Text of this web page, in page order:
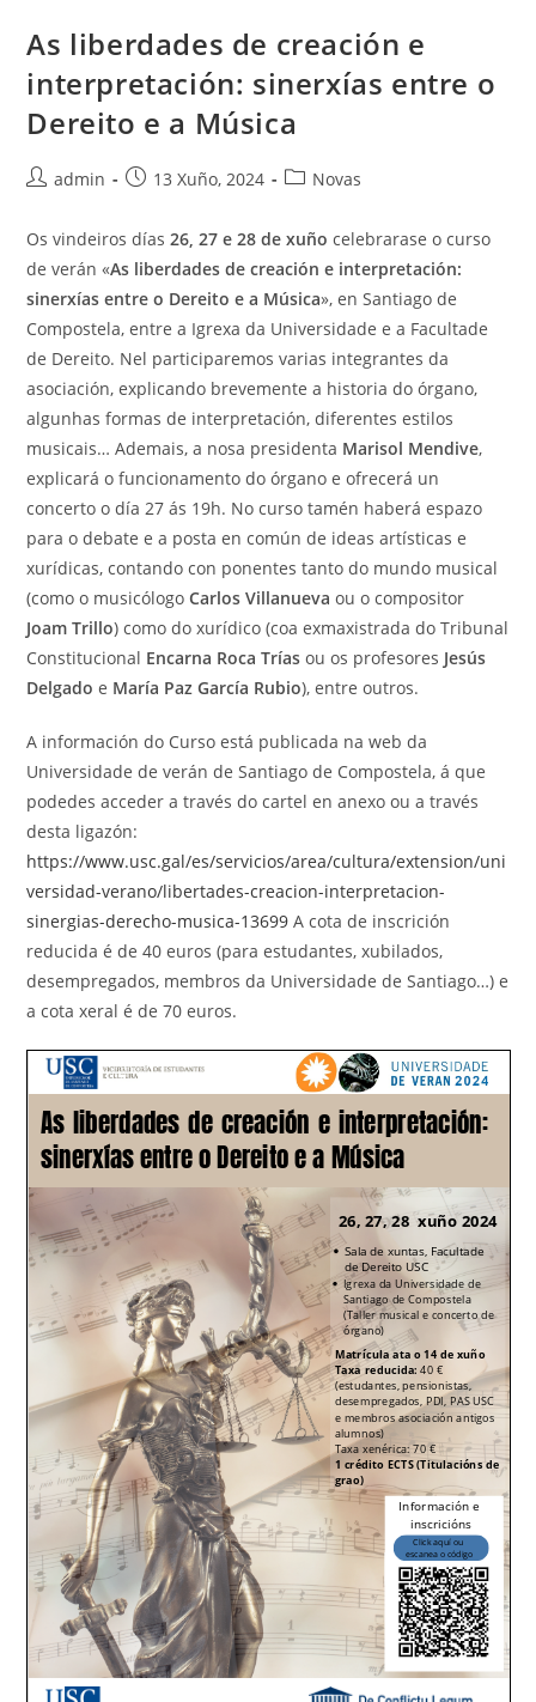
As liberdades de creación e
interpretación: sinerxías entre o
Dereito e a Música
Autor
entrada:
admin
Publicación
entrada:
13 Xuño, 2024
Categoría
entrada:
Novas
Os vindeiros días 26, 27 e 28 de xuño celebrarase o curso
de verán «As liberdades de creación e interpretación:
sinerxías entre o Dereito e a Música», en Santiago de
Compostela, entre a Igrexa da Universidade e a Facultade
de Dereito. Nel participaremos varias integrantes da
asociación, explicando brevemente a historia do órgano,
algunhas formas de interpretación, diferentes estilos
musicais… Ademais, a nosa presidenta Marisol Mendive,
explicará o funcionamento do órgano e ofrecerá un
concerto o día 27 ás 19h. No curso tamén haberá espazo
para o debate e a posta en común de ideas artísticas e
xurídicas, contando con ponentes tanto do mundo musical
(como o musicólogoCarlos Villanueva ou o compositor
Joam Trillo) como do xurídico (coa exmaxistrada do Tribunal
Constitucional Encarna Roca Trías ou os profesores Jesús
Delgado e María Paz García Rubio), entre outros.
A información do Curso está publicada na web da
Universidade de verán de Santiago de Compostela, á que
podedes acceder a través do cartel en anexo ou a través
desta ligazón:
https://www.usc.gal/es/servicios/area/cultura/extension/uni
versidad-verano/libertades-creacion-interpretacion-
sinergias-derecho-musica-13699 A cota de inscrición
reducida é de 40 euros (para estudantes, xubilados,
desempregados, membros da Universidade de Santiago…) e
a cota xeral é de 70 euros.